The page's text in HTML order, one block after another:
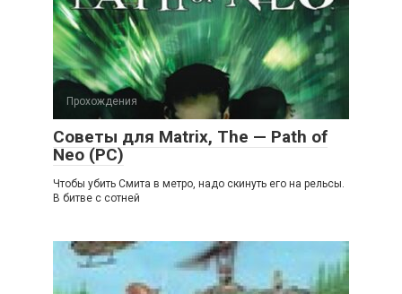
Прохождения
Советы для Matrix, The — Path of
Neo (PC)
Чтобы убить Смита в метро, надо скинуть его на рельсы.
В битве с сотней